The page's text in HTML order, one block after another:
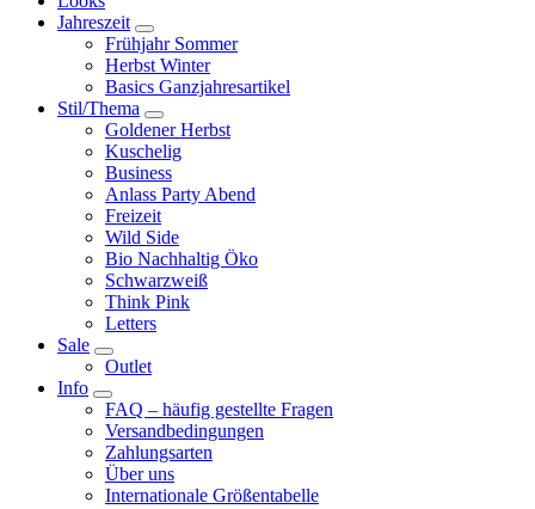
Jahreszeit
Frühjahr Sommer
Herbst Winter
Basics Ganzjahresartikel
Stil/Thema
Goldener Herbst
Kuschelig
Business
Anlass Party Abend
Freizeit
Wild Side
Bio Nachhaltig Öko
Schwarzweiß
Think Pink
Letters
Sale
Outlet
Info
FAQ – häufig gestellte Fragen
Versandbedingungen
Zahlungsarten
Über uns
Internationale Größentabelle